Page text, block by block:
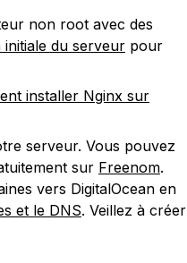
non root avec des
du serveurpour
installer Nginx sur
serveur. Vous pouvez
sur Freenom.
vers DigitalOcean en
et le DNS. Veillez à créer